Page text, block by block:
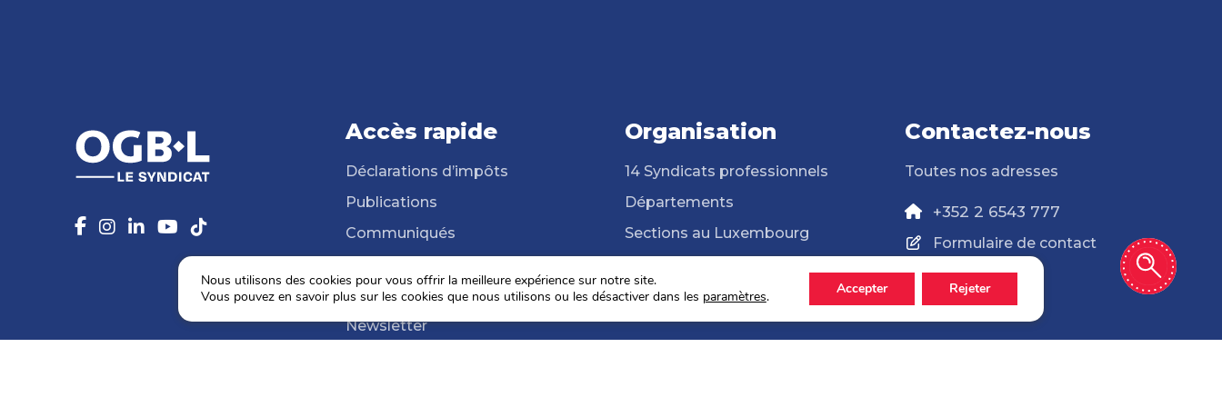
Accès rapide
Déclarations d’impôts
Publications
Communiqués
Médiathèque
Newsletter
Organisation
14 Syndicats professionnels
Départements
Sections au Luxembourg
ONG Solidarité Syndicale
Contactez-nous
Toutes nos adresses
+352 2 6543 777
Formulaire de contact
Nous utilisons des cookies pour vous offrir la meilleure expérience sur notre site.
Vous pouvez en savoir plus sur les cookies que nous utilisons ou les désactiver dans les paramètres. Accepter Rejeter